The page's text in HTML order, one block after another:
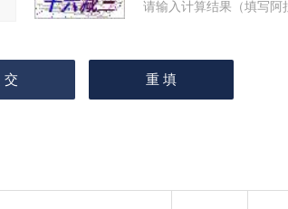
请输入计算结果（填写阿